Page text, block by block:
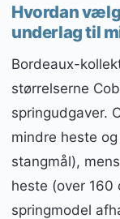
Hvordan
underlag til
Bordeaux-
størrelserne
springudgaver.
mindre heste
stangmål),
heste (over 160
springmodel